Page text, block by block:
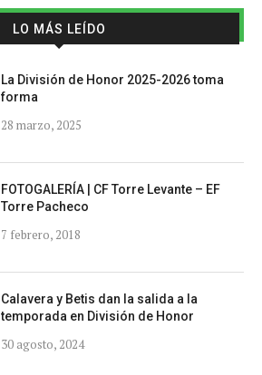
LO MÁS LEÍDO
La División de Honor 2025-2026 toma
forma
28 marzo, 2025
FOTOGALERÍA | CF Torre Levante – EF
Torre Pacheco
7 febrero, 2018
Calavera y Betis dan la salida a la
temporada en División de Honor
30 agosto, 2024